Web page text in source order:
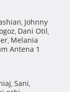
, Johnny
, Dani Otil,
, Melania
Antena 1
, Sani,